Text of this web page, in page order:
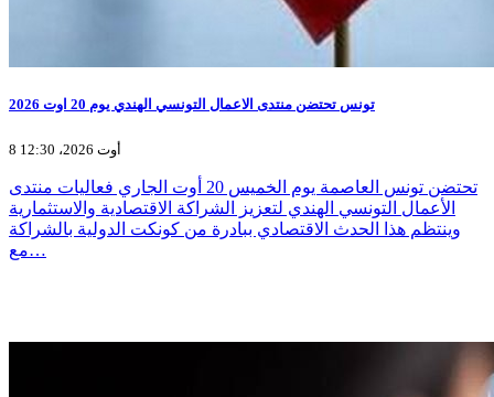
تونس تحتضن منتدى الاعمال التونسي الهندي يوم 20 اوت 2026
8 أوت 2026، 12:30
تحتضن تونس العاصمة يوم الخميس 20 أوت الجاري فعاليات منتدى
الأعمال التونسي الهندي لتعزيز الشراكة الاقتصادية والاستثمارية
وينتظم هذا الحدث الاقتصادي ببادرة من كونكت الدولية بالشراكة
مع…